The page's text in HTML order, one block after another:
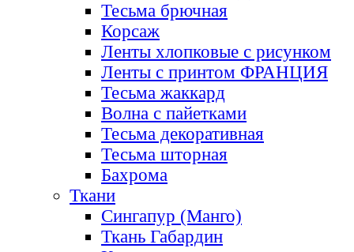
Тесьма брючная
Корсаж
Ленты хлопковые с рисунком
Ленты с принтом ФРАНЦИЯ
Тесьма жаккард
Волна с пайетками
Тесьма декоративная
Тесьма шторная
Бахрома
Ткани
Сингапур (Манго)
Ткань Габардин